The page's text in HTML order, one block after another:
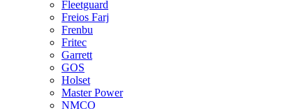
Fleetguard
Freios Farj
Frenbu
Fritec
Garrett
GOS
Holset
Master Power
NMCO